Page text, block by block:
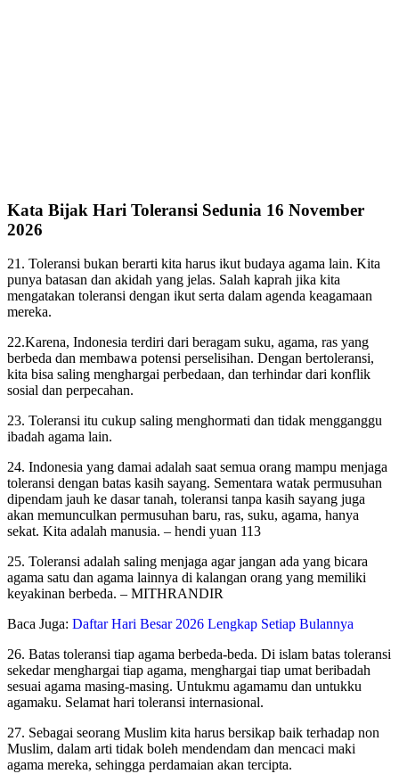
Kata Bijak Hari Toleransi Sedunia 16 November
2026
21. Toleransi bukan berarti kita harus ikut budaya agama lain. Kita
punya batasan dan akidah yang jelas. Salah kaprah jika kita
mengatakan toleransi dengan ikut serta dalam agenda keagamaan
mereka.
22.Karena, Indonesia terdiri dari beragam suku, agama, ras yang
berbeda dan membawa potensi perselisihan. Dengan bertoleransi,
kita bisa saling menghargai perbedaan, dan terhindar dari konflik
sosial dan perpecahan.
23. Toleransi itu cukup saling menghormati dan tidak mengganggu
ibadah agama lain.
24. Indonesia yang damai adalah saat semua orang mampu menjaga
toleransi dengan batas kasih sayang. Sementara watak permusuhan
dipendam jauh ke dasar tanah, toleransi tanpa kasih sayang juga
akan memunculkan permusuhan baru, ras, suku, agama, hanya
sekat. Kita adalah manusia. – hendi yuan 113
25. Toleransi adalah saling menjaga agar jangan ada yang bicara
agama satu dan agama lainnya di kalangan orang yang memiliki
keyakinan berbeda. – MITHRANDIR
Baca Juga: Daftar Hari Besar 2026 Lengkap Setiap Bulannya
26. Batas toleransi tiap agama berbeda-beda. Di islam batas toleransi
sekedar menghargai tiap agama, menghargai tiap umat beribadah
sesuai agama masing-masing. Untukmu agamamu dan untukku
agamaku. Selamat hari toleransi internasional.
27. Sebagai seorang Muslim kita harus bersikap baik terhadap non
Muslim, dalam arti tidak boleh mendendam dan mencaci maki
agama mereka, sehingga perdamaian akan tercipta.